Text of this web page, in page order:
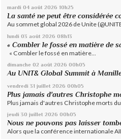
mardi 04 août 2026 10h25
La santé ne peut être considérée
Au sommet global 2026 de Unite
lundi 03 août 2026 08h13
« Combler le fossé en matière de
« Combler le fossé en matière...
dimanche 02 août 2026 00h05
Au UNIT& Global Summit à
vendredi 31 juillet 2026 00h05
Plus jamais d'autres Christophe
Plus jamais d'autres Christophe morts du
jeudi 30 juillet 2026 00h05
Nous ne pouvons pas laisser
Alors que la conférence internationale